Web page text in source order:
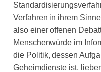
Verfahren in ihrem
also einer offenen
Menschenwürde im
die Politik, dessen
Geheimdienste ist,